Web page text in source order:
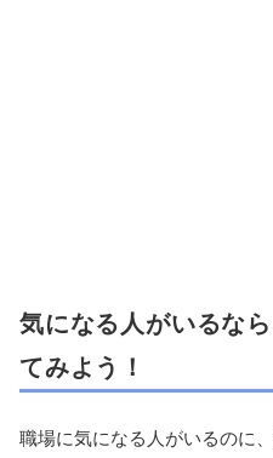
気になる人がいるな
てみよう！
職場に気になる人がいるのに